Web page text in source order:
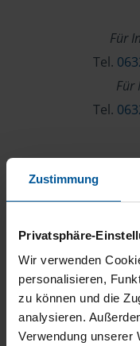
Zustimmung
Privatsphäre-
Wir verwenden
personalisieren,
zu können und die
analysieren.
Verwendung unserer
Für
Tel.
Für
Tel.